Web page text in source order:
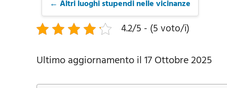
← Altri luoghi stupendi nelle vicinanze
4.2/5 - (5 voto/i)
Ultimo aggiornamento il 17 Ottobre 2025